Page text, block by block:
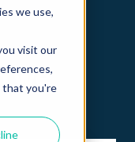
we use,
visit our
that you're
we